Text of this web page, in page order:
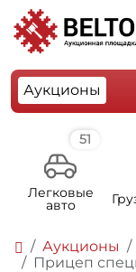
Аукционы
51
Легковые
авто
Аукционы
Прицеп